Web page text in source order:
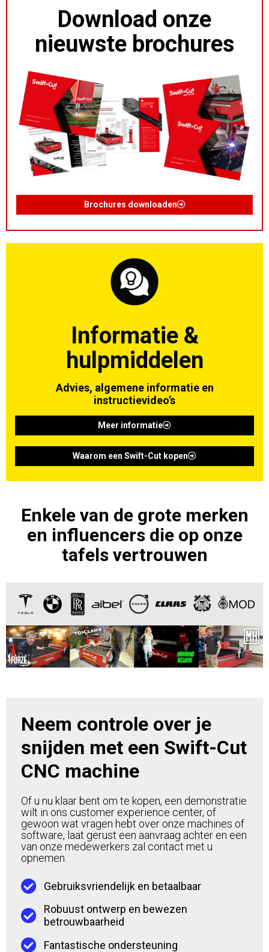
Download onze
nieuwste brochures
Brochures downloaden
Informatie &
hulpmiddelen
Advies, algemene informatie en
instructievideo’s
Meer informatie
Waarom een Swift-Cut kopen
Enkele van de grote merken
en influencers die op onze
tafels vertrouwen
Neem controle over je
snijden met een Swift-Cut
CNC machine
Of u nu klaar bent om te kopen, een demonstratie
wilt in ons customer experience center, of
gewoon wat vragen hebt over onze machines of
software, laat gerust een aanvraag achter en een
van onze medewerkers zal contact met u
opnemen.
Gebruiksvriendelijk en betaalbaar
Robuust ontwerp en bewezen
betrouwbaarheid
Fantastische ondersteuning